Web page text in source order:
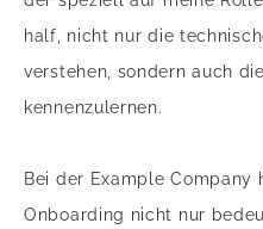
half, nicht nur die
verstehen, sondern auch
kennenzulernen.
Bei der Example Company
Onboarding nicht nur